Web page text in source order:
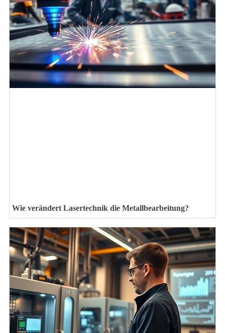
Wie verändert Lasertechnik die Metallbearbeitung?